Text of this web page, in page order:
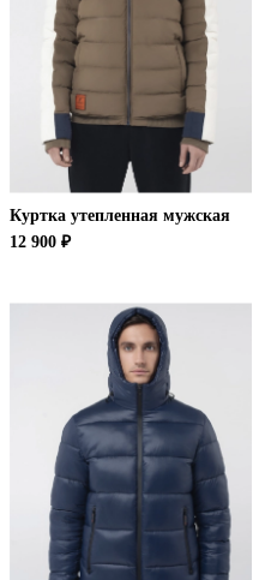
Куртка утепленная мужская
12 900 ₽